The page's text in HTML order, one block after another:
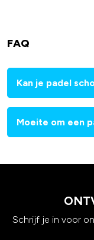
FAQ
Kan je padel
Moeite om een
Schrijf je in voor